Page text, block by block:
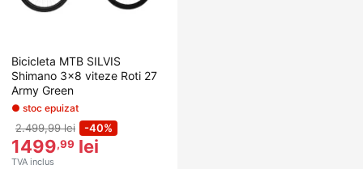
Bicicleta MTB SILVIS
Shimano 3x8 viteze Roti 27
Army Green
● stoc epuizat
2.499,99 lei -40%
1499,99 lei
TVA inclus